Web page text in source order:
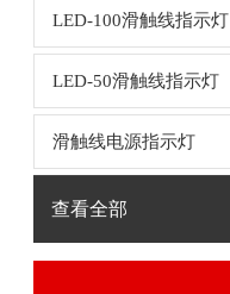
LED-100滑触线指示灯
LED-50滑触线指示灯
滑触线电源指示灯
查看全部